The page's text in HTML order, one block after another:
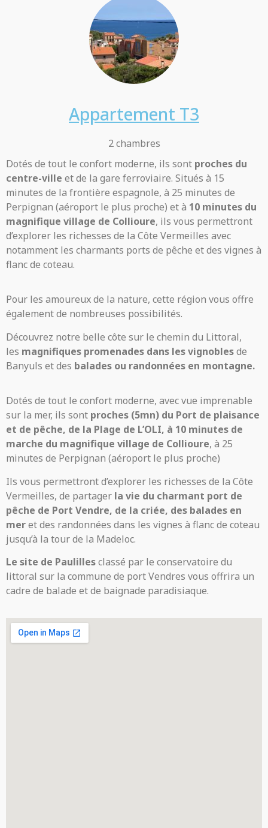
Appartement T3
2 chambres
Dotés de tout le confort moderne, ils sont proches du
centre-ville et de la gare ferroviaire. Situés à 15
minutes de la frontière espagnole, à 25 minutes de
Perpignan (aéroport le plus proche) et à 10 minutes du
magnifique village de Collioure, ils vous permettront
d’explorer les richesses de la Côte Vermeilles avec
notamment les charmants ports de pêche et des vignes à
flanc de coteau.
Pour les amoureux de la nature, cette région vous offre
également de nombreuses possibilités.
Découvrez notre belle côte sur le chemin du Littoral,
les magnifiques promenades dans les vignoblesde
Banyuls et des balades ou randonnées en montagne.
Dotés de tout le confort moderne, avec vue imprenable
sur la mer, ils sont proches (5mn) du Port de plaisance
et de pêche, de la Plage de L’OLI, à 10 minutes de
marche du magnifique village de Collioure, à 25
minutes de Perpignan (aéroport le plus proche)
Ils vous permettront d’explorer les richesses de la Côte
Vermeilles, de partager la vie du charmant port de
pêche de Port Vendre, de la criée, des balades en
meret des randonnées dans les vignes à flanc de coteau
jusqu’à la tour de la Madeloc.
Le site de Paulillesclassé par le conservatoire du
littoral sur la commune de port Vendres vous offrira un
cadre de balade et de baignade paradisiaque.